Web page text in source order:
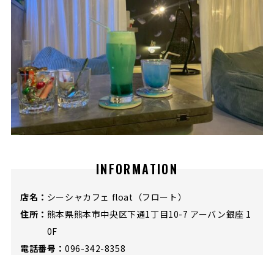
INFORMATION
店名： シーシャカフェ float（フロート）
住所： 熊本県熊本市中央区下通1丁目10-7 アーバン銀座 1
0F
電話番号： 096-342-8358